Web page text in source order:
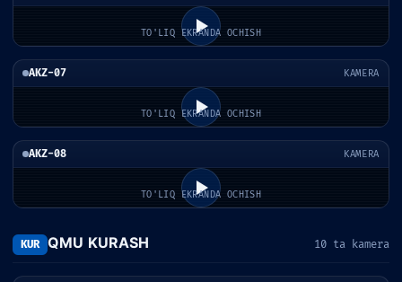
TO'LIQ EKRANDA OCHISH
AKZ-07 KAMERA
TO'LIQ EKRANDA OCHISH
AKZ-08 KAMERA
TO'LIQ EKRANDA OCHISH
KUR QMU KURASH 10 ta kamera